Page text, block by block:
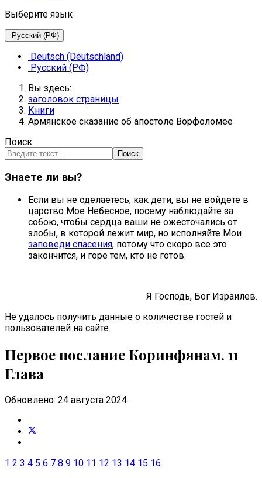
Выберите язык
Русский (РФ)
Deutsch (Deutschland)
Русский (РФ)
Вы здесь:
заголовок страницы
Книги
Армянское сказание об апостоле Ворфоломее
Поиск
Поиск
Знаете ли вы?
Если вы не сделаетесь, как дети, вы не войдете в
царство Мое Небесное, посему наблюдайте за
собою, чтобы сердца ваши не ожесточались от
злобы, в которой лежит мир, но исполняйте Мои
заповеди спасения, потому что скоро все это
закончится, и горе тем, кто не готов.
Я Господь, Бог Израилев.
Не удалось получить данные о количестве гостей и
пользователей на сайте.
Первое послание Коринфянам. 11
Глава
Обновлено: 24 августа 2024
1 2 3 4 5 6 7 8 9 10 11 12 13 14 15 16